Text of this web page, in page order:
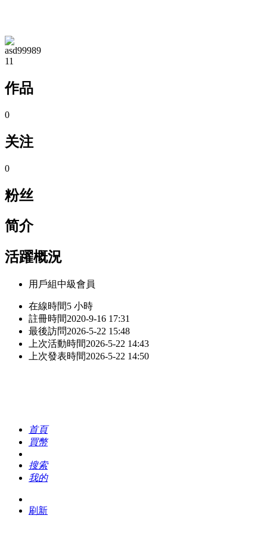
asd99989
11
作品
0
关注
0
粉丝
简介
活躍概況
用戶組中級會員
在線時間5 小時
註冊時間2020-9-16 17:31
最後訪問2026-5-22 15:48
上次活動時間2026-5-22 14:43
上次發表時間2026-5-22 14:50
首頁
買幣
搜索
我的
刷新